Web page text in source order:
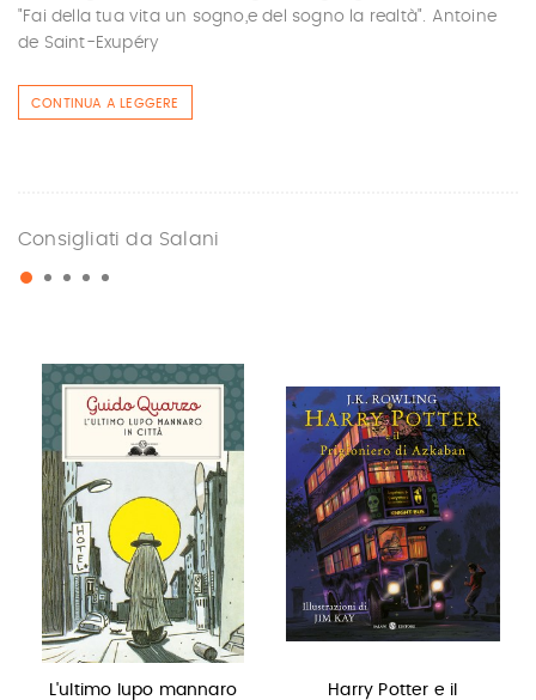
"Fai della tua vita un sogno,e del sogno la realtà". Antoine
de Saint-Exupéry
CONTINUA A LEGGERE
Consigliati da Salani
L'ultimo lupo mannaro
Harry Potter e il